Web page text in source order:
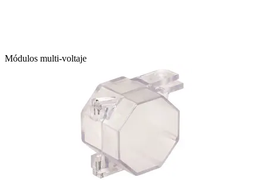
Módulos multi-voltaje